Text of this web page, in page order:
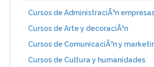
Cursos de AdministraciÃ³n
Cursos de Arte y decoraciÃ³n
Cursos de ComunicaciÃ³n y
Cursos de Cultura y humanidades